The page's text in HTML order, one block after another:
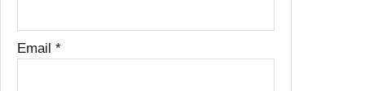
Email *